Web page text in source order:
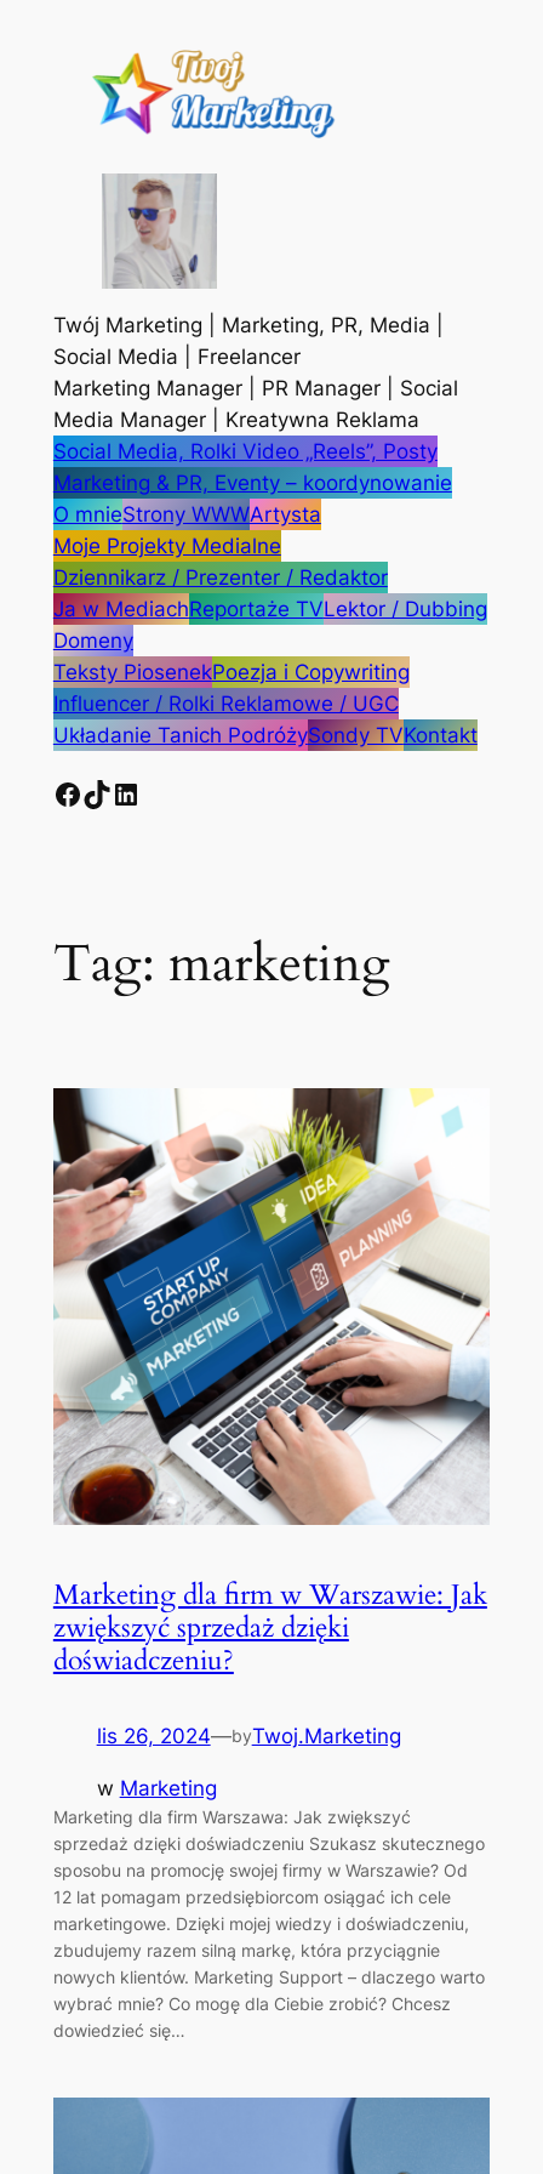
Twój Marketing | Marketing, PR, Media |
Social Media | Freelancer
Marketing Manager | PR Manager | Social
Media Manager | Kreatywna Reklama
Social Media, Rolki Video „Reels”, Posty
Marketing & PR, Eventy – koordynowanie
O mnieStrony WWWArtysta
Moje Projekty Medialne
Dziennikarz / Prezenter / Redaktor
Ja w MediachReportaże TVLektor / Dubbing
Domeny
Teksty PiosenekPoezja i Copywriting
Influencer / Rolki Reklamowe / UGC
Układanie Tanich PodróżySondy TVKontakt
Facebook
TikTok
LinkedIn
Tag: marketing
Marketing dla firm w Warszawie: Jak
zwiększyć sprzedaż dzięki
doświadczeniu?
lis 26, 2024—byTwoj.Marketing
w Marketing
Marketing dla firm Warszawa: Jak zwiększyć
sprzedaż dzięki doświadczeniu Szukasz skutecznego
sposobu na promocję swojej firmy w Warszawie? Od
12 lat pomagam przedsiębiorcom osiągać ich cele
marketingowe. Dzięki mojej wiedzy i doświadczeniu,
zbudujemy razem silną markę, która przyciągnie
nowych klientów. Marketing Support – dlaczego warto
wybrać mnie? Co mogę dla Ciebie zrobić? Chcesz
dowiedzieć się…